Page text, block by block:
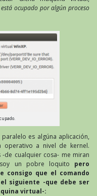
ocupado por algún proceso
es algúna aplicación,
operativo a nivel de kernel.
de cualquier cosa- me miran
un pobre loquito pero
consigo que el comando
siguiente -que debe ser
virtual-: